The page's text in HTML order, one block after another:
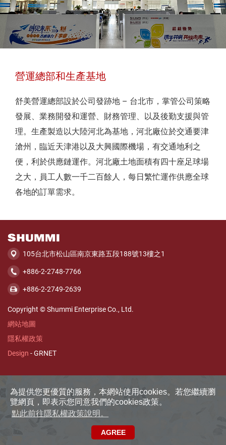
為提供您更優質的服務，本網站使用cookies。若您繼續瀏
覽網頁，即表示您同意我們的cookies政策。
點此前往隱私權政策說明。
AGREE
營運總部和生產基地
舒美營運總部設於公司發跡地 – 台北市，掌管公司策略
發展、業務開發和運營、財務管理、以及後勤支援與管
理。生產製造以大陸河北為基地，河北廠位於交通要津
滄州，臨近天津港以及大興國際機場，有交通地利之
便，利於供應鏈運作。河北廠土地面積有四十座足球場
之大，員工人數一千二百餘人，每日繁忙運作供應全球
各地的訂單需求。
舒
美
股
份
限
公
司
105台北市松山區南京東路五段188號13樓之1
+886-2-2748-7766
+886-2-2749-2639
Copyright © Shummi Enterprise Co., Ltd.
網站地圖
隱私權政策
Design - GRNET